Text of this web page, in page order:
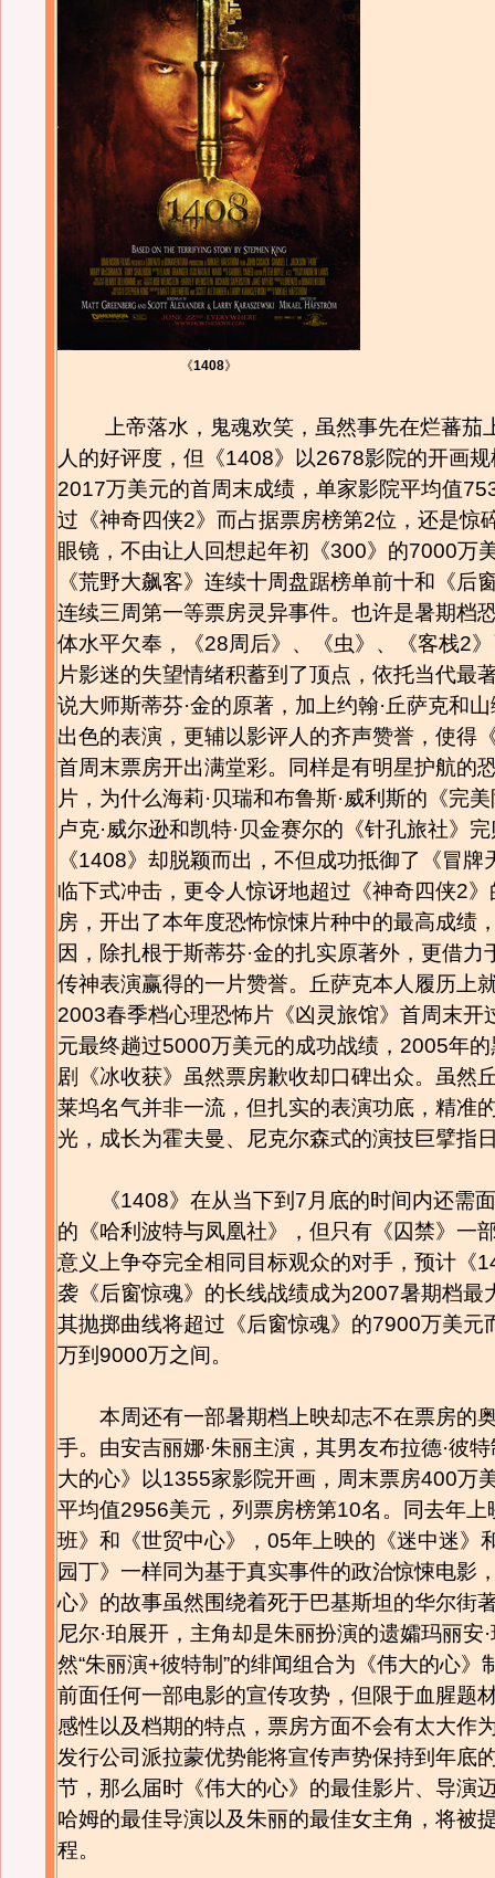
《1408》
上帝落水，鬼魂欢笑，虽然事先在烂蕃茄
人的好评度，但《1408》以2678影院的开画
2017万美元的首周末成绩，单家影院平均值
过《神奇四侠2》而占据票房榜第2位，还是惊
眼镜，不由让人回想起年初《300》的7000万
《荒野大飙客》连续十周盘踞榜单前十和《后
连续三周第一等票房灵异事件。也许是暑期档
体水平欠奉，《28周后》、《虫》、《客栈2
片影迷的失望情绪积蓄到了顶点，依托当代最
说大师斯蒂芬·金的原著，加上约翰·丘萨克和山
出色的表演，更辅以影评人的齐声赞誉，使得
首周末票房开出满堂彩。同样是有明星护航的
片，为什么海莉·贝瑞和布鲁斯·威利斯的《完
卢克·威尔逊和凯特·贝金赛尔的《针孔旅社》
《1408》却脱颖而出，不但成功抵御了《冒牌
临下式冲击，更令人惊讶地超过《神奇四侠2
房，开出了本年度恐怖惊悚片种中的最高成绩
因，除扎根于斯蒂芬·金的扎实原著外，更借力
传神表演赢得的一片赞誉。丘萨克本人履历上
2003春季档心理恐怖片《凶灵旅馆》首周末开
元最终趟过5000万美元的成功战绩，2005年
剧《冰收获》虽然票房歉收却口碑出众。虽然
莱坞名气并非一流，但扎实的表演功底，精准
光，成长为霍夫曼、尼克尔森式的演技巨擘指
《1408》在从当下到7月底的时间内还需
的《哈利波特与凤凰社》，但只有《囚禁》一
意义上争夺完全相同目标观众的对手，预计《
袭《后窗惊魂》的长线战绩成为2007暑期档最
其抛掷曲线将超过《后窗惊魂》的7900万美元
万到9000万之间。
本周还有一部暑期档上映却志不在票房的
手。由安吉丽娜·朱丽主演，其男友布拉德·彼
大的心》以1355家影院开画，周末票房400万
平均值2956美元，列票房榜第10名。同去年上
班》和《世贸中心》，05年上映的《迷中迷》
园丁》一样同为基于真实事件的政治惊悚电影
心》的故事虽然围绕着死于巴基斯坦的华尔街
尼尔·珀展开，主角却是朱丽扮演的遗孀玛丽安
然“朱丽演+彼特制”的绯闻组合为《伟大的心》
前面任何一部电影的宣传攻势，但限于血腥题
感性以及档期的特点，票房方面不会有太大作
发行公司派拉蒙优势能将宣传声势保持到年底
节，那么届时《伟大的心》的最佳影片、导演
哈姆的最佳导演以及朱丽的最佳女主角，将被
程。